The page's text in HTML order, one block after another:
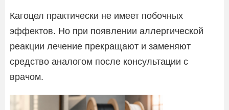
Кагоцел практически не имеет побочных
эффектов. Но при появлении аллергической
реакции лечение прекращают и заменяют
средство аналогом после консультации с
врачом.